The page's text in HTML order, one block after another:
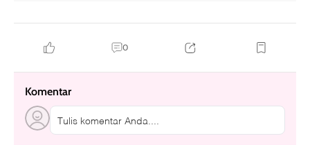
0
Komentar
Tulis komentar Anda....